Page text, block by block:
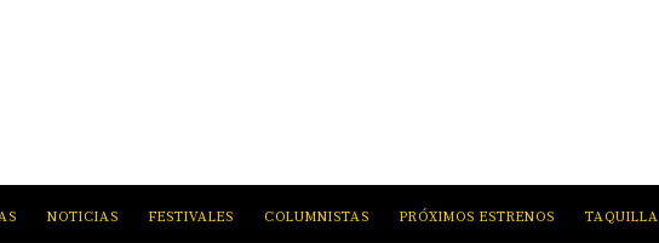
NOTICIAS FESTIVALES COLUMNISTAS PRÓXIMOS ESTRENOS TAQUILLA